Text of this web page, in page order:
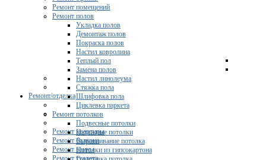
Ремонт/отделка
Ремонт квартиры
Ремонт балкона
Ремонт ванны
Ремонт туалета
Ремонт помещений
Ремонт полов
Укладка полов
Демонтаж полов
Покраска полов
Настил ковролина
Теплый пол
Замена полов
Настил линолеума
Стяжка пола
Шлифовка пола
Циклевка паркета
Ремонт потолков
Подвесные потолки
Натяжные потолки
Выравнивание потолка
Потолки из гипсокартона